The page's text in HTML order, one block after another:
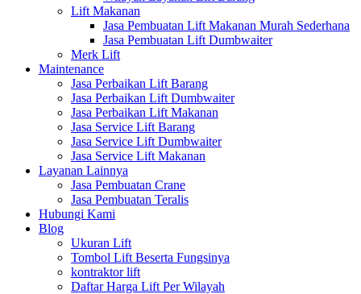
Lift Makanan
Jasa Pembuatan Lift Makanan Murah Sederhana
Jasa Pembuatan Lift Dumbwaiter
Merk Lift
Maintenance
Jasa Perbaikan Lift Barang
Jasa Perbaikan Lift Dumbwaiter
Jasa Perbaikan Lift Makanan
Jasa Service Lift Barang
Jasa Service Lift Dumbwaiter
Jasa Service Lift Makanan
Layanan Lainnya
Jasa Pembuatan Crane
Jasa Pembuatan Teralis
Hubungi Kami
Blog
Ukuran Lift
Tombol Lift Beserta Fungsinya
kontraktor lift
Daftar Harga Lift Per Wilayah